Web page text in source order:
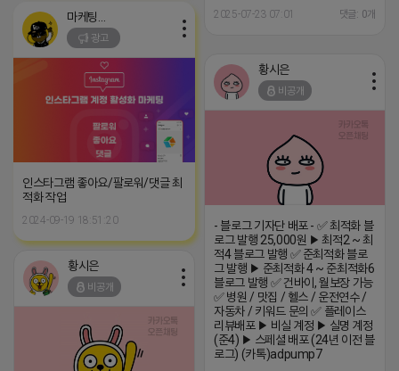
2025-07-23 07:01 댓글: 0개
광고
인스타그램 좋아요/팔로워/댓글 최
적화 작업
2024-09-19 18:51:20
황시은
비공개
- 블로그 기자단 배포 - ✅ 최적화 블
로그 발행 25,000원 ▶ 최적2 ~ 최
적4 블로그 발행 ✅ 준최적화 블로
그 발행 ▶ 준최적화 4 ~ 준최적화6
블로그 발행 ✅ 건바이, 월보장 가능
✅ 병원 / 맛집 / 헬스 / 운전연수 /
자동차 / 키워드 문의 ✅ 플레이스
리뷰배포 ▶ 비실 계정 ▶ 실명 계정
(준4) ▶ 스페셜 배포 (24년 이전 블
로그) (카톡)adpump7
황시은
비공개